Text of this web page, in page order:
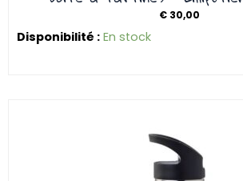
€30,00
Disponibilité : En stock